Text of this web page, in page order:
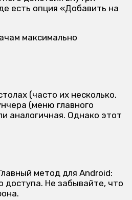
есть опция «Добавить на
максимально
(часто их несколько,
(меню главного
аналогичная. Однако этот
метод для Android:
доступа. Не забывайте, что